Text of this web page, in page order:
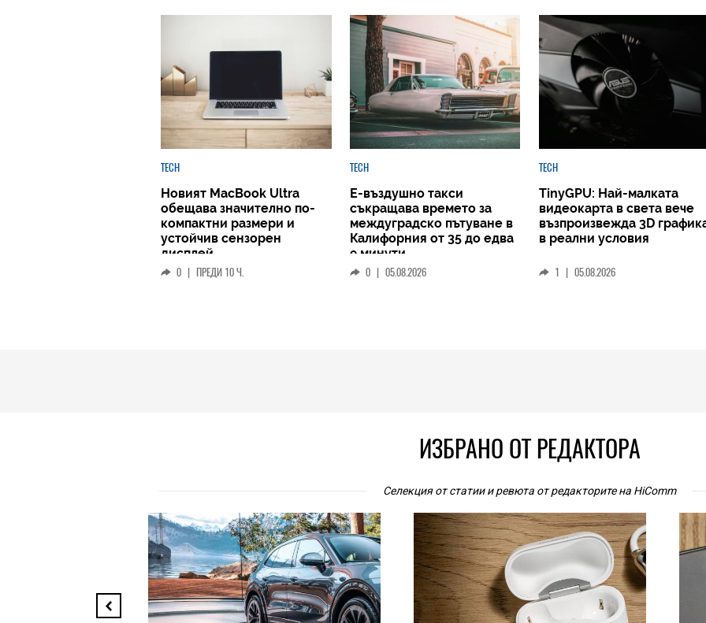
TECH
Новият MacBook Ultra
обещава значително по-
компактни размери и
устойчив сензорен
дисплей
0 | ПРЕДИ 10 Ч.
TECH
Е-въздушно такси
съкращава времето за
междуградско пътуване в
Калифорния от 35 до едва
9 минути
0 | 05.08.2026
TECH
TinyGPU: Най-малката
видеокарта в света вече
възпроизвежда 3D
в реални условия
1 | 05.08.2026
ИЗБРАНО ОТ РЕДАКТОРА
Селекция от статии и ревюта от редакторите на HiComm